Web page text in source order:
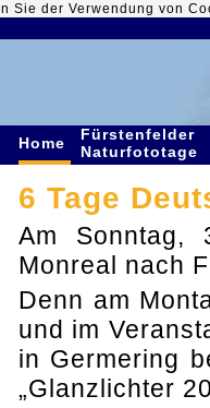
Sie der Verwendung von
Home
Fürstenfelder
Naturfototage
6 Tage
Am Sonntag,
Monreal nach
Denn am
und im
in Germering
„Glanzlichter